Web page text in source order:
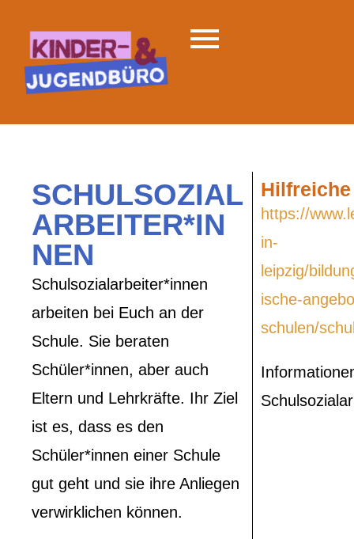
SCHULSOZIAL
ARBEITER*IN
NEN
Schulsozialarbeiter*innen
arbeiten bei Euch an der
Schule. Sie beraten
Schüler*innen, aber auch
Eltern und Lehrkräfte. Ihr Ziel
ist es, dass es den
Schüler*innen einer Schule
gut geht und sie ihre Anliegen
verwirklichen können.
https://
in-
leipzig/
ische-
schulen/